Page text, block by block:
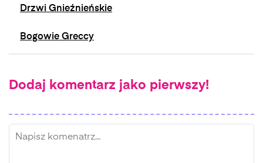
Drzwi Gnieźnieńskie
Bogowie Greccy
Dodaj komentarz jako pierwszy!